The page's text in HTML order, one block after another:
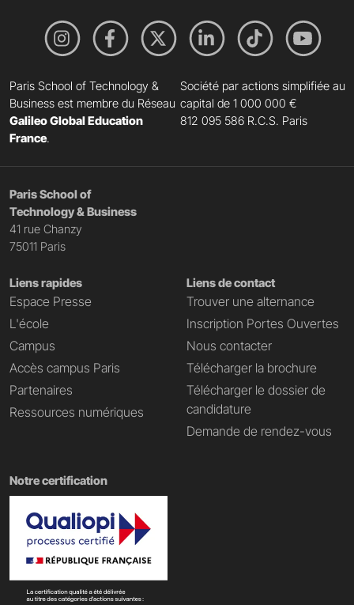
Paris School of Technology &
Business est membre du Réseau
Galileo Global Education
France.
Société par actions simplifiée au
capital de 1 000 000 €
812 095 586 R.C.S. Paris
Paris School of
Technology & Business
41 rue Chanzy
75011 Paris
Liens rapides
Espace Presse
L'école
Campus
Accès campus Paris
Partenaires
Ressources numériques
Liens de contact
Trouver une alternance
Inscription Portes Ouvertes
Nous contacter
Télécharger la brochure
Télécharger le dossier de
candidature
Demande de rendez-vous
Notre certification